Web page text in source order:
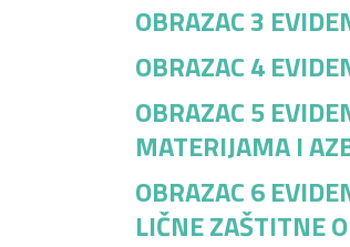
OBRAZAC 3
OBRAZAC 4
OBRAZAC 5
MATERIJAMA I
OBRAZAC 6
LIČNE ZAŠTITNE